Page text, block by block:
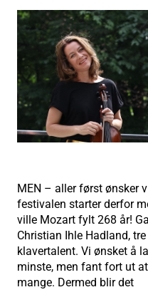
MEN – aller først ønsker
festivalen starter derfor
ville Mozart fylt 268 år!
Christian Ihle Hadland,
klavertalent. Vi ønsket å
minste, men fant fort ut
mange. Dermed blir det